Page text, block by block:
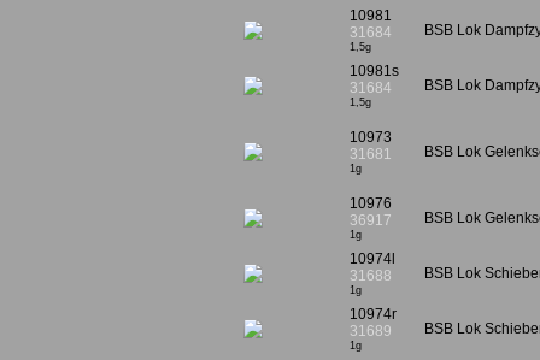
10981
31684
1,5g
BSB Lok
10981s
31684
1,5g
BSB Lok
10973
31681
1g
BSB Lok
10976
36917
1g
BSB Lok
10974l
31688
1g
BSB Lok
10974r
31689
1g
BSB Lok